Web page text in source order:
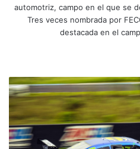
automotriz, campo en el que se
Tres veces nombrada por
destacada en el
André
Solano
lidera
el
CTCC
del